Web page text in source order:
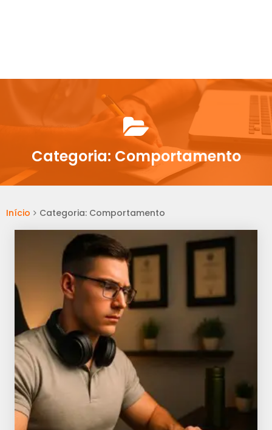
Categoria: Comportamento
Início Categoria: Comportamento